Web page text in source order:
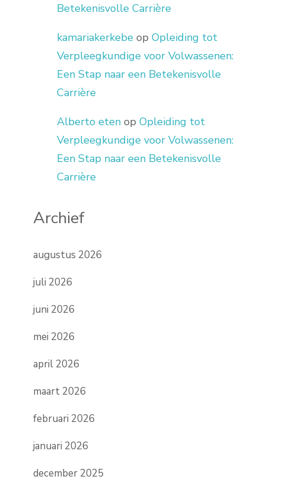
Betekenisvolle Carrière
kamariakerkebe opOpleiding tot
Verpleegkundige voor Volwassenen:
Een Stap naar een Betekenisvolle
Carrière
Alberto eten opOpleiding tot
Verpleegkundige voor Volwassenen:
Een Stap naar een Betekenisvolle
Carrière
Archief
augustus 2026
juli 2026
juni 2026
mei 2026
april 2026
maart 2026
februari 2026
januari 2026
december 2025